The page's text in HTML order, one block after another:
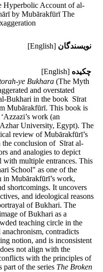
Hyperbolic Account of al-
by Mubārakfūrī The
نویسندگان [English]
چکیده [English]
ye Bukhara (The Myth
and overstated
Bukhari in the book Sīrat
Mubārakfūrī. This book is
work (an
University, Egypt). The
review of Mubārakfūrī’s
the conclusion of Sīrat al-
and analogies to depict
with multiple entrances. This
School" as one of the
in Mubārakfūrī’s work,
shortcomings. It uncovers
and ideological reasons
of Bukhari. The
of Bukhari as a
teaching circle in the
contradicts
notion, and is inconsistent
not align with the
with the principles of
of the series The Broken